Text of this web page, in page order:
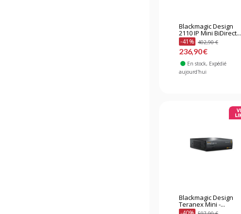
Blackmagic Design
2110 IP Mini BiDirect...
-41% 402,90 €
236,90 €
En stock, Expédié
aujourd'hui
Blackmagic Design
Teranex Mini -...